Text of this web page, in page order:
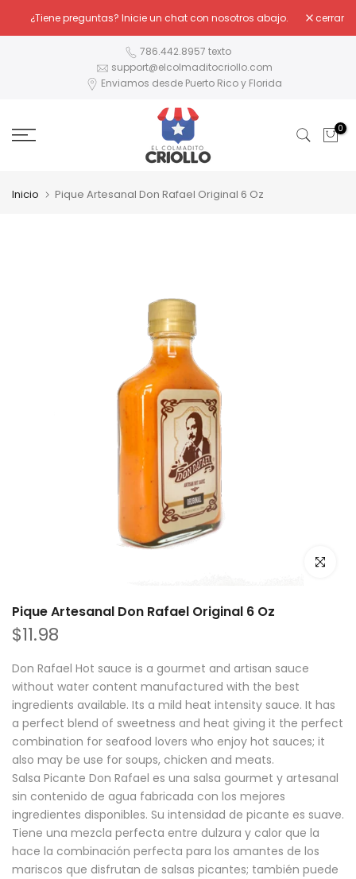
al
¿Tiene preguntas? Inicie un chat con nosotros abajo. cerrar
786.442.8957 texto
support@elcolmaditocriollo.com
Enviamos desde Puerto Rico y Florida
0
Inicio Pique Artesanal Don Rafael Original 6 Oz
Haz clic
Pique Artesanal Don Rafael Original 6 Oz
$11.98
Don Rafael Hot sauce is a gourmet and artisan sauce
without water content manufactured with the best
ingredients available. Its a mild heat intensity sauce. It has
a perfect blend of sweetness and heat giving it the perfect
combination for seafood lovers who enjoy hot sauces; it
also may be use for soups, chicken and meats.
Salsa Picante Don Rafael es una salsa gourmet y artesanal
sin contenido de agua fabricada con los mejores
ingredientes disponibles. Su intensidad de picante es suave.
Tiene una mezcla perfecta entre dulzura y calor que la
hace la combinación perfecta para los amantes de los
mariscos que disfrutan de salsas picantes; también puede